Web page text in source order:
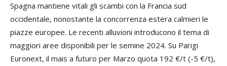
Spagna mantiene vitali gli scambi con la Francia sud
occidentale, nonostante la concorrenza estera calmieri le
piazze europee. Le recenti alluvioni introducono il tema di
maggiori aree disponibili per le semine 2024. Su Parigi
Euronext, il mais a futuro per Marzo quota 192 €/t (-5 €/t),